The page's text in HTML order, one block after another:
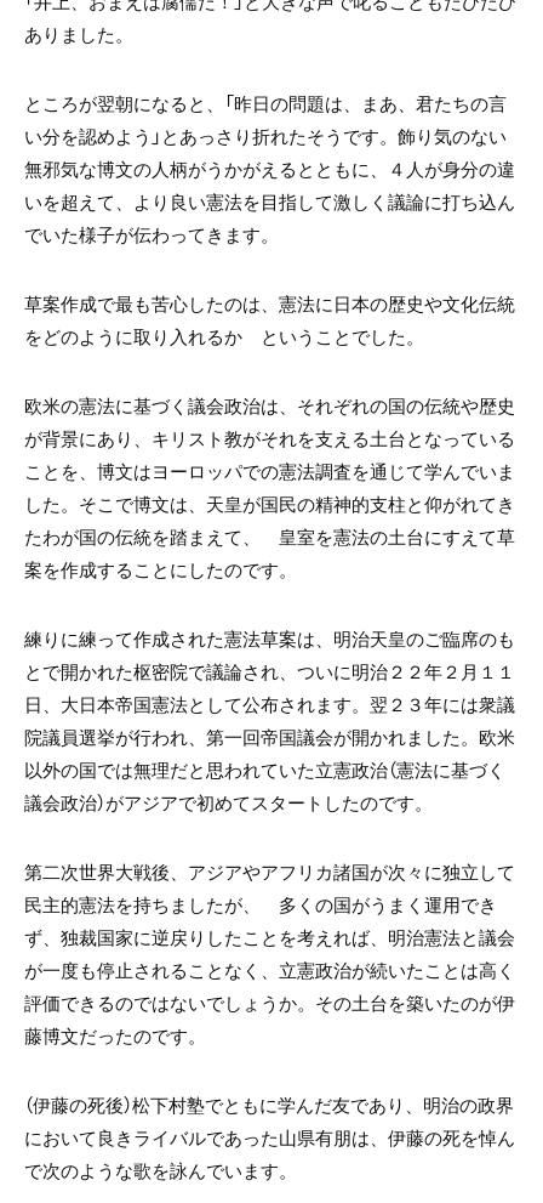
ありました。
ところが翌朝になると、「昨日の問題は、まあ、君たちの言
い分を認めよう」とあっさり折れたそうです。飾り気のない
無邪気な博文の人柄がうかがえるとともに、４人が身分の違
いを超えて、より良い憲法を目指して激しく議論に打ち込ん
でいた様子が伝わってきます。
草案作成で最も苦心したのは、憲法に日本の歴史や文化伝統
をどのように取り入れるか ということでした。
欧米の憲法に基づく議会政治は、それぞれの国の伝統や歴史
が背景にあり、キリスト教がそれを支える土台となっている
ことを、博文はヨーロッパでの憲法調査を通じて学んでいま
した。そこで博文は、天皇が国民の精神的支柱と仰がれてき
たわが国の伝統を踏まえて、 皇室を憲法の土台にすえて草
案を作成することにしたのです。
練りに練って作成された憲法草案は、明治天皇のご臨席のも
とで開かれた枢密院で議論され、ついに明治２２年２月１１
日、大日本帝国憲法として公布されます。翌２３年には衆議
院議員選挙が行われ、第一回帝国議会が開かれました。欧米
以外の国では無理だと思われていた立憲政治（憲法に基づく
議会政治）がアジアで初めてスタートしたのです。
第二次世界大戦後、アジアやアフリカ諸国が次々に独立して
民主的憲法を持ちましたが、 多くの国がうまく運用でき
ず、独裁国家に逆戻りしたことを考えれば、明治憲法と議会
が一度も停止されることなく、立憲政治が続いたことは高く
評価できるのではないでしょうか。その土台を築いたのが伊
藤博文だったのです。
（伊藤の死後）松下村塾でともに学んだ友であり、明治の政界
において良きライバルであった山県有朋は、伊藤の死を悼ん
で次のような歌を詠んでいます。